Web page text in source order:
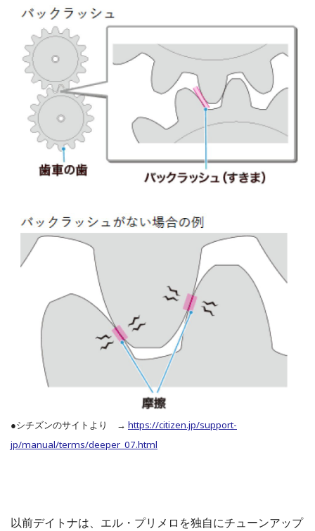
●シチズンのサイトより → https://citizen.jp/support-
jp/manual/terms/deeper_07.html
以前デイトナは、エル・プリメロを独自にチューンアップ